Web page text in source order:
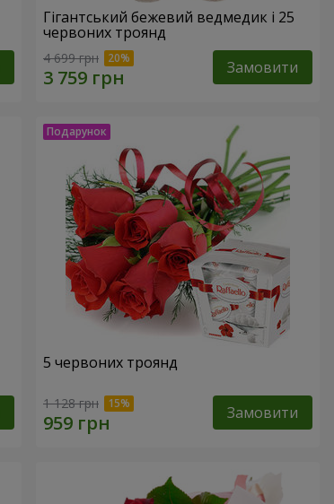
Гігантський бежевий ведмедик і 25
червоних троянд
4 699 грн Замовити
5 червоних троянд
1 128 грн Замовити